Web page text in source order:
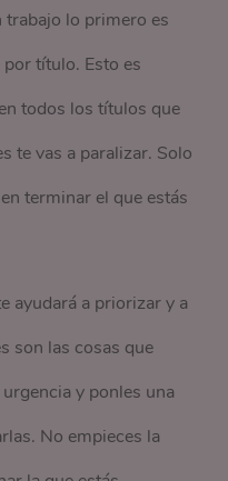
lo primero es
título. Esto es
todos los títulos que
te vas a paralizar. Solo
terminar el que estás
ayudará a priorizar y a
son las cosas que
y ponles una
No empieces la